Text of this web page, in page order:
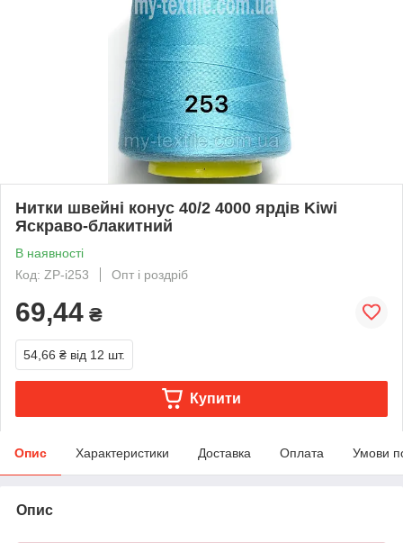
Нитки швейні конус 40/2 4000 ярдів Kiwi
Яскраво-блакитний
В наявності
Код: ZP-i253
Опт і роздріб
69,44 ₴
54,66 ₴ від 12 шт.
Купити
Опис Характеристики Доставка Оплата Умови
Опис